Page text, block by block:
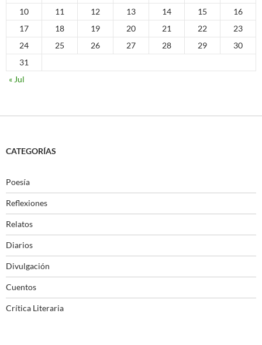
10
11 12 13 14 15
16
17
18 19 20 21 22
23
24
25 26 27 28 29
30
31
« Jul
CATEGORÍAS
Poesía
Reflexiones
Relatos
Diarios
Divulgación
Cuentos
Crítica Literaria